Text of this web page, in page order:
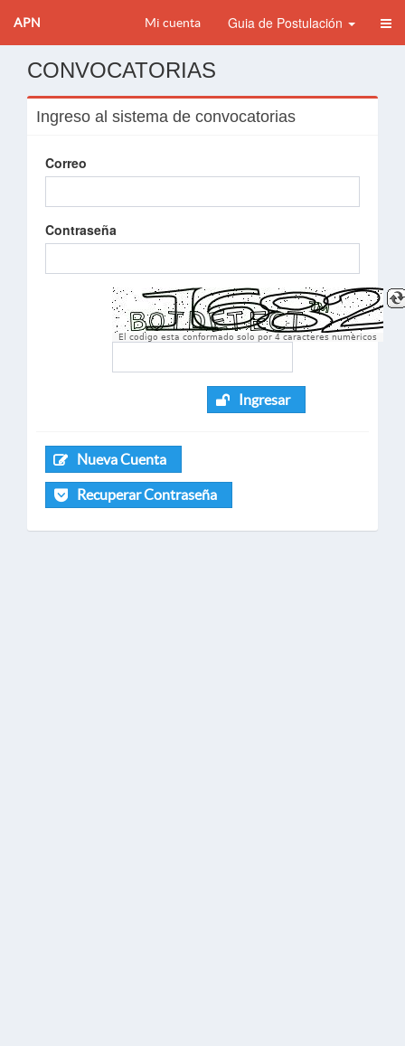
APN Mi cuenta Guia de Postulación
CONVOCATORIAS
Ingreso al sistema de convocatorias
Correo
Contraseña
El codigo esta conformado solo por 4 caracteres numèricos
Ingresar
Nueva Cuenta
Recuperar Contraseña